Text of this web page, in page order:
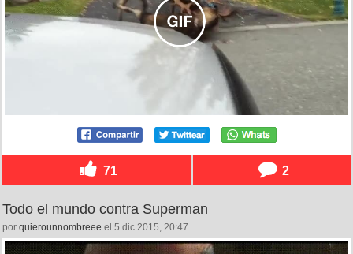
71 2
Todo el mundo contra Superman
por quierounnombreee el 5 dic 2015, 20:47